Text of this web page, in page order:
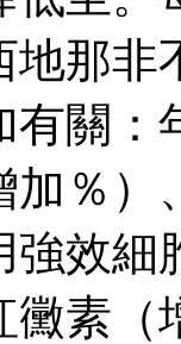
地那
有關：
加％）
強效
黴素（